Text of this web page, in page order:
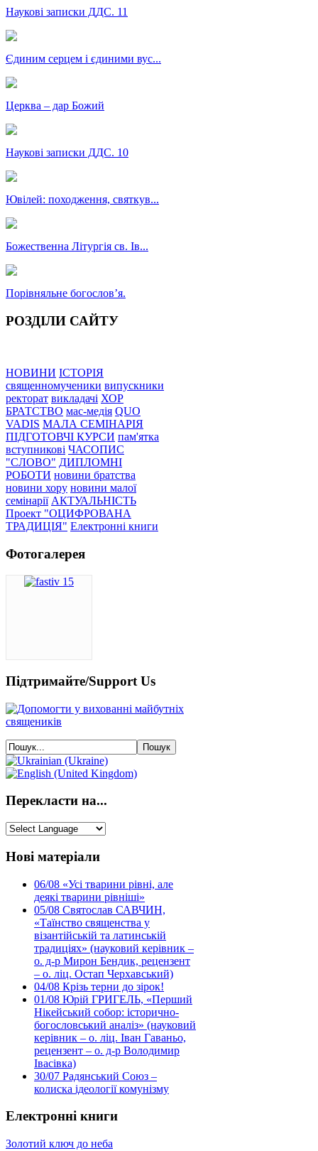
Наукові записки ДДС. 11
Єдиним серцем і єдиними вус...
Церква – дар Божий
Наукові записки ДДС. 10
Ювілей: походження, святкув...
Божественна Літургія св. Ів...
Порівняльне богословʼя.
РОЗДІЛИ САЙТУ
НОВИНИ ІСТОРІЯ
священномученики випускники
ректорат викладачі ХОР
БРАТСТВО мас-медія QUO
VADIS МАЛА СЕМІНАРІЯ
ПІДГОТОВЧІ КУРСИ пам'ятка
вступникові ЧАСОПИС
"СЛОВО" ДИПЛОМНІ
РОБОТИ новини братства
новини хору новини малої
семінарії АКТУАЛЬНІСТЬ
Проект "ОЦИФРОВАНА
ТРАДИЦІЯ" Електронні книги
Фотогалерея
Підтримайте/Support Us
Перекласти на...
Нові матеріали
06/08 «Усі тварини рівні, але
деякі тварини рівніші»
05/08 Святослав САВЧИН,
«Таїнство священства у
візантійській та латинській
традиціях» (науковий керівник –
о. д-р Мирон Бендик, рецензент
– о. ліц. Остап Черхавський)
04/08 Крізь терни до зірок!
01/08 Юрій ГРИГЕЛЬ, «Перший
Нікейський собор: історично-
богословський аналіз» (науковий
керівник – о. ліц. Іван Гаваньо,
рецензент – о. д-р Володимир
Івасівка)
30/07 Радянський Союз –
колиска ідеології комунізму
Електронні книги
Золотий ключ до неба